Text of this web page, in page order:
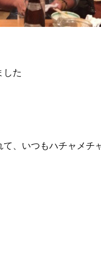
した
て、いつもハチャメチ